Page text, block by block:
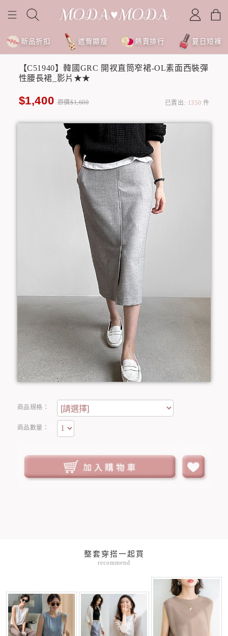
新品折扣 遮臀顯瘦 熱賣排行 夏日短褲
【C51940】韓國GRC 開衩直筒窄裙-OL素面西裝彈
性腰長裙_影片★★
$1,400 原價$1,600 已賣出: 1350 件
商品規格：
商品數量：
整套穿搭一起買
recommend